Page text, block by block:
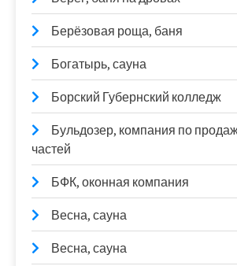
Берёзовая роща, баня
Богатырь, сауна
Борский Губернский колледж
Бульдозер, компания по
частей
БФК, оконная компания
Весна, сауна
Весна, сауна